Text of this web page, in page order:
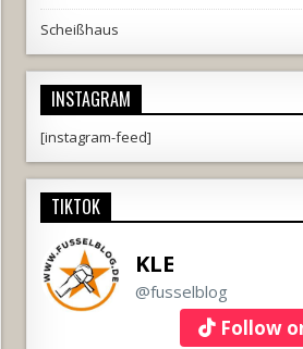
Scheißhaus
INSTAGRAM
[instagram-feed]
TIKTOK
KLE
@fusselblog
Follow